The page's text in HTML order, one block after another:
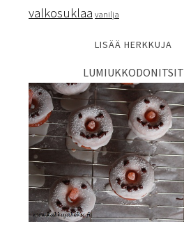
valkosuklaa vanilja
LISÄÄ HERKKUJA
LUMIUKKODONITSIT